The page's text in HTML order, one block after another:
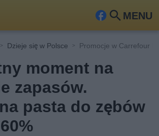
MENU
Fa
ook
Szu
Dzieje się w Polsce Promocje w Carrefour
moment na
zapasów.
pasta do zębów